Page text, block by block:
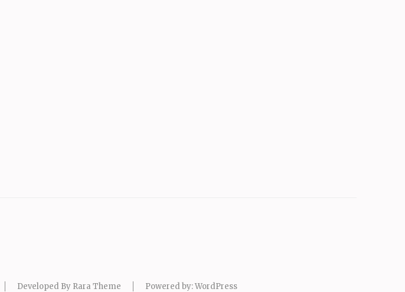
Developed By Rara Theme Powered by:WordPress